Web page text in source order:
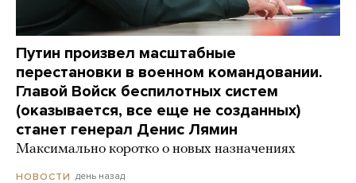
Путин произвел масштабные
перестановки в военном командовании.
Главой Войск беспилотных систем
(оказывается, все еще не созданных)
станет генерал Денис Лямин
Максимально коротко о новых назначениях
НОВОСТИ день назад